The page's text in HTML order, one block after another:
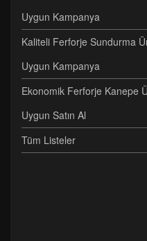
Uygun Kampanya
Kaliteli Ferforje Sundurma
Uygun Kampanya
Ekonomik Ferforje Kanepe
Uygun Satın Al
Tüm Listeler